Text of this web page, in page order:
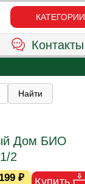
КАТЕГОРИИ
Контакты
Дом БИО
2
₽